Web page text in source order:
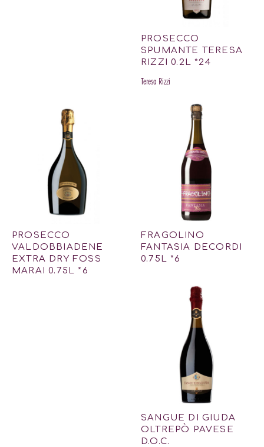
PROSECCO
SPUMANTE TERESA
RIZZI 0.2L *24
Teresa Rizzi
PROSECCO
VALDOBBIADENE
EXTRA DRY FOSS
MARAI 0.75L *6
FRAGOLINO
FANTASIA DECORDI
0.75L *6
SANGUE DI GIUDA
OLTREPÒ PAVESE
D.O.C.